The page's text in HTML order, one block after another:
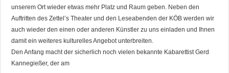
unserem Ort wieder etwas mehr Platz und Raum geben. Neben den
Auftritten des Zettel’s Theater und den Leseabenden der KÖB werden wir
auch wieder den einen oder anderen Künstler zu uns einladen und Ihnen
damit ein weiteres kulturelles Angebot unterbreiten.
Den Anfang macht der sicherlich noch vielen bekannte Kabarettist Gerd
Kannegießer, der am